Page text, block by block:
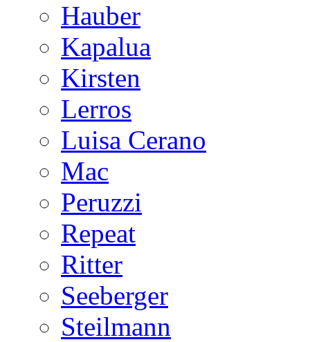
Hauber
Kapalua
Kirsten
Lerros
Luisa Cerano
Mac
Peruzzi
Repeat
Ritter
Seeberger
Steilmann